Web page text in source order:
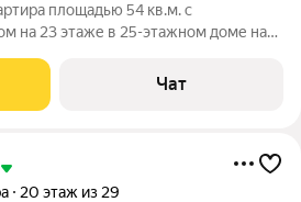
площадью 54 кв.м. с
на 23 этаже в 25-этажном доме на
Чат
20 этаж из 29